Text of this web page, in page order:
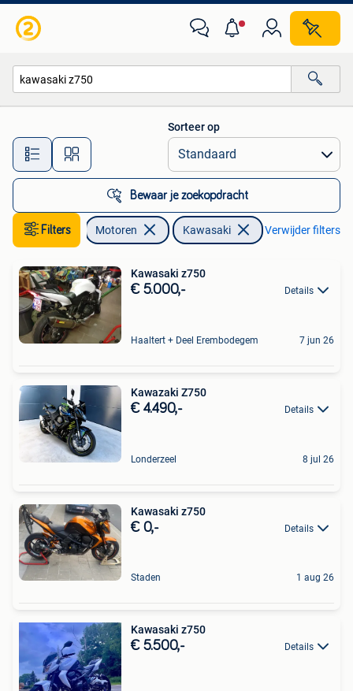
Alle afstanden…
Sorteer op
Bewaar je zoekopdracht
Filters Motoren Kawasaki Verwijder filters
Kawasaki z750
€ 5.000,- Details
Haaltert + Deel Erembodegem 7 jun 26
Kawazaki Z750
€ 4.490,- Details
Londerzeel 8 jul 26
Kawasaki z750
€ 0,- Details
Staden 1 aug 26
Kawasaki z750
€ 5.500,- Details